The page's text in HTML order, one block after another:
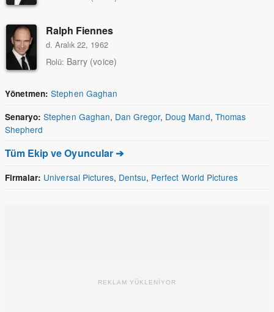
Ralph Fiennes
d. Aralık 22, 1962
Rolü: Barry (voice)
Yönetmen: Stephen Gaghan
Senaryo: Stephen Gaghan, Dan Gregor, Doug Mand, Thomas
Shepherd
Tüm Ekip ve Oyuncular ➔
Firmalar: Universal Pictures, Dentsu, Perfect World Pictures
REKLAM YÜKLENİYOR